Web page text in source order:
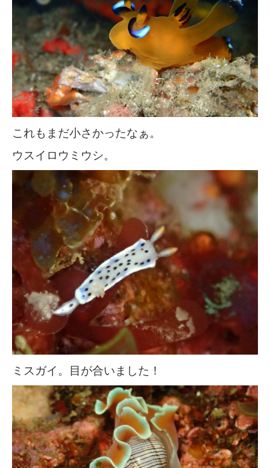
これもまだ小さかったなぁ。
ウスイロウミウシ。
ミスガイ。目が合いました！